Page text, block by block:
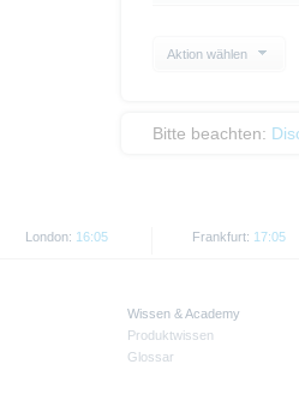
Aktion wählen
Bitte beachten:
London: 16:05 Frankfurt: 17:05
Wissen & Academy
Produktwissen
Glossar